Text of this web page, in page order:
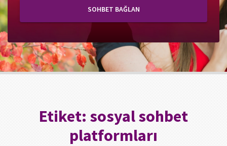
SOHBET BAĞLAN
Etiket: sosyal sohbet
platformları